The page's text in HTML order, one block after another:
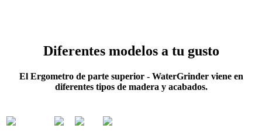
Diferentes modelos a tu gusto
El Ergometro de parte superior - WaterGrinder viene en
diferentes tipos de madera y acabados.